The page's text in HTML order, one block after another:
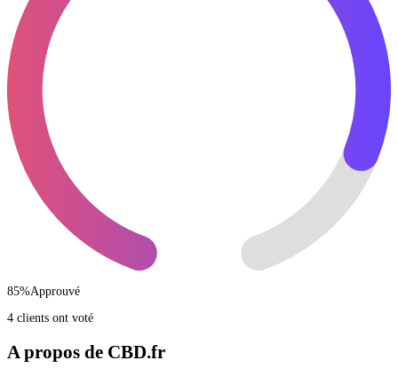
85%Approuvé
4 clients ont voté
A propos de CBD.fr